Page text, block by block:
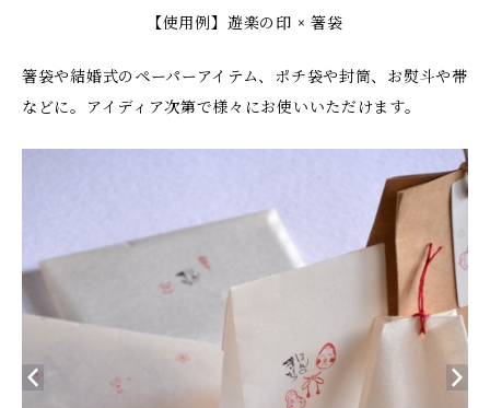
【使用例】遊楽の印 × 箸袋
箸袋や結婚式のペーパーアイテム、ポチ袋や封筒、お熨斗や帯
などに。アイディア次第で様々にお使いいただけます。